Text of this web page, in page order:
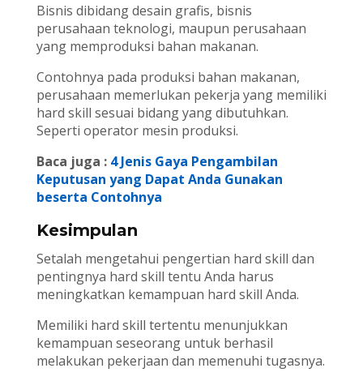
Bisnis dibidang desain grafis, bisnis
perusahaan teknologi, maupun perusahaan
yang memproduksi bahan makanan.
Contohnya pada produksi bahan makanan,
perusahaan memerlukan pekerja yang memiliki
hard skill sesuai bidang yang dibutuhkan.
Seperti operator mesin produksi.
Baca juga : 4 Jenis Gaya Pengambilan
Keputusan yang Dapat Anda Gunakan
beserta Contohnya
Kesimpulan
Setalah mengetahui pengertian hard skill dan
pentingnya hard skill tentu Anda harus
meningkatkan kemampuan hard skill Anda.
Memiliki hard skill tertentu menunjukkan
kemampuan seseorang untuk berhasil
melakukan pekerjaan dan memenuhi tugasnya.